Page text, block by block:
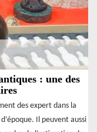
: une des
des expert dans la
Il peuvent aussi